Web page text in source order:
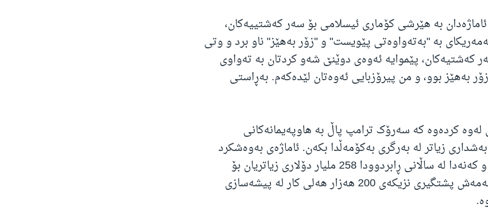
بە هێرشی کۆماری ئیسلامی بۆ سەر کەشتییەکان،
بە "بەتەواوەتی پێویست" و "زۆر بەهێز" ناو برد و وتی
کەشتیەکان، پێموایە ئەوەی دوێنێ شەو کردتان بە تەواوی
بەهێز بوو، و من پیرۆزبایی ئەوەتان لێدەکەم. بەڕاستی
کردەوە کە سەرۆک ترامپ پاڵ بە هاوپەیمانەکانی
زیاتر لە بەرگری بەکۆمەڵدا بکەن. ئاماژەی بەوەشکرد
ئەندامانی ئەوروپای ناتۆ و کەنەدا لە ساڵانی ڕابردوودا 258 ملیار دۆلاری زیاتریان بۆ
بەرگری خەرجکردووە و ئەمەش پشتگیری نزیکەی 200 هەزار هەلی کار لە پیشەسازی